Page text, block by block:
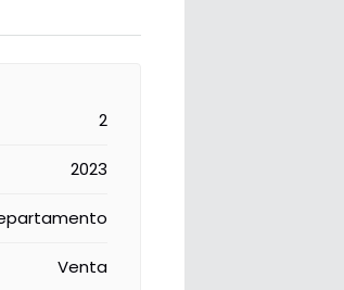
2
2023
Venta